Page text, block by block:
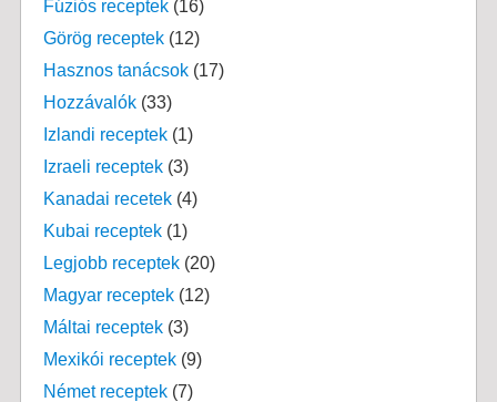
Fúziós receptek(16)
Görög receptek(12)
Hasznos tanácsok(17)
Hozzávalók(33)
Izlandi receptek(1)
Izraeli receptek(3)
Kanadai recetek(4)
Kubai receptek(1)
Legjobb receptek(20)
Magyar receptek(12)
Máltai receptek(3)
Mexikói receptek(9)
Német receptek(7)